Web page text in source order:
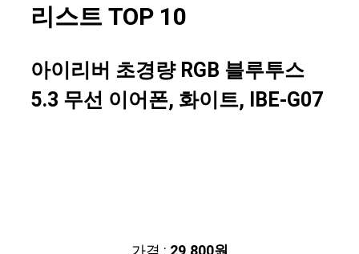
리스트 TOP 10
아이리버 초경량 RGB 블루투스
5.3 무선 이어폰, 화이트, IBE-G07